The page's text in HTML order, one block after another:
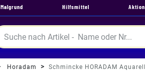
Malgrund Hilfsmittel
Horadam Schmincke HORADAM